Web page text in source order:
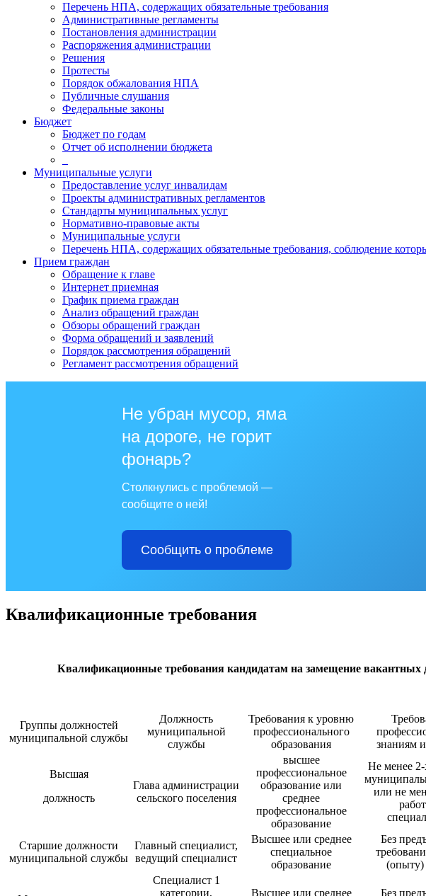
Перечень НПА, содержащих обязательные требования
Административные регламенты
Постановления администрации
Распоряжения администрации
Решения
Протесты
Порядок обжалования НПА
Публичные слушания
Федеральные законы
Бюджет
Бюджет по годам
Отчет об исполнении бюджета
Муниципальные услуги
Предоставление услуг инвалидам
Проекты административных регламентов
Стандарты муниципальных услуг
Нормативно-правовые акты
Муниципальные услуги
Перечень НПА, содержащих обязательные требования, соблюдение
Прием граждан
Обращение к главе
Интернет приемная
График приема граждан
Анализ обращений граждан
Обзоры обращений граждан
Форма обращений и заявлений
Порядок рассмотрения обращений
Регламент рассмотрения обращений
Не убран мусор, яма
на дороге, не горит
фонарь?
Столкнулись с проблемой —
сообщите о ней!
Сообщить о проблеме
Квалификационные требования
Квалификационные требования кандидатам на замещение
Группы должностей
муниципальной службы
Должность
муниципальной
службы
Требования к уровню
профессионального
образования
знаниям
Высшая
должность
Глава администрации
сельского поселения
высшее
профессиональное
образование или
среднее
профессиональное
образование
Не менее 2-
или не
Старшие должности
муниципальной службы
Главный специалист,
ведущий специалист
Высшее или среднее
специальное
образование
Без
(опыту)
Специалист 1
категории,
Высшее или среднее Без